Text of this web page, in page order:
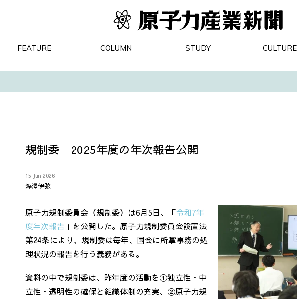
FEATURE COLUMN STUDY CULTURE
規制委 2025年度の年次報告公開
15 Jun 2026
深澤伊弦
原子力規制委員会（規制委）は6月5日、「令和7年
度年次報告 」を公開した。原子力規制委員会設置法
第24条により、規制委は毎年、国会に所掌事務の処
理状況の報告を行う義務がある。
資料の中で規制委は、昨年度の活動を①独立性・中
立性・透明性の確保と組織体制の充実、②原子力規